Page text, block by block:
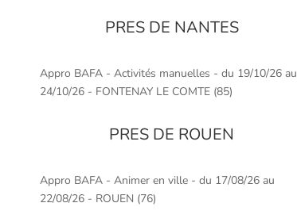
PRES DE NANTES
Appro BAFA - Activités manuelles - du 19/10/26 au
24/10/26 - FONTENAY LE COMTE (85)
PRES DE ROUEN
Appro BAFA - Animer en ville - du 17/08/26 au
22/08/26 - ROUEN (76)